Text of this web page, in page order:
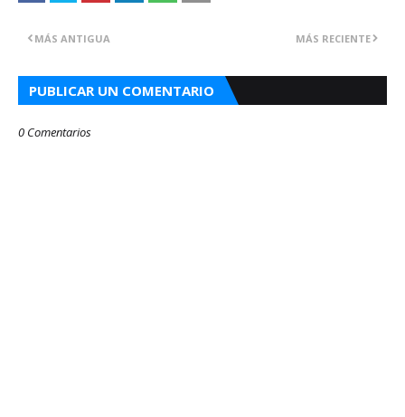
MÁS RECIENTE
MÁS ANTIGUA
PUBLICAR UN COMENTARIO
0 Comentarios